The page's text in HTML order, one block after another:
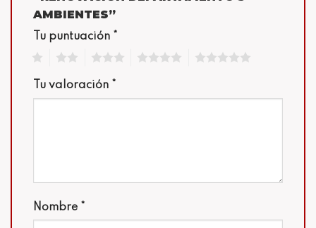
AMBIENTES”
Tu puntuación *
Tu valoración *
Nombre *